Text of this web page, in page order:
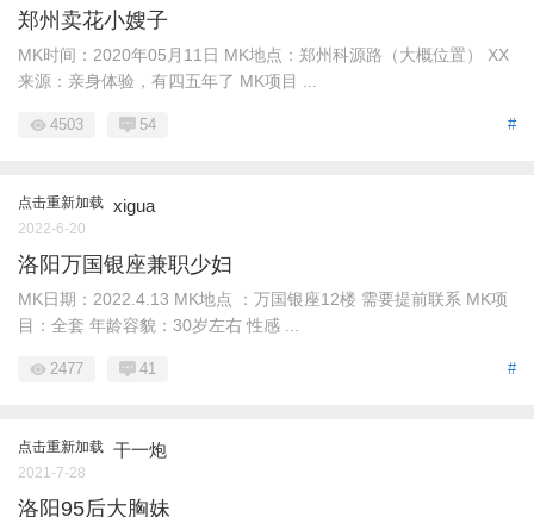
郑州卖花小嫂子
MK时间：2020年05月11日 MK地点：郑州科源路（大概位置） XX
来源：亲身体验，有四五年了 MK项目 ...
#
4503 54
点击重新加载 xigua
2022-6-20
洛阳万国银座兼职少妇
MK日期：2022.4.13 MK地点 ：万国银座12楼 需要提前联系 MK项
目：全套 年龄容貌：30岁左右 性感 ...
#
2477 41
点击重新加载 干一炮
2021-7-28
洛阳95后大胸妹